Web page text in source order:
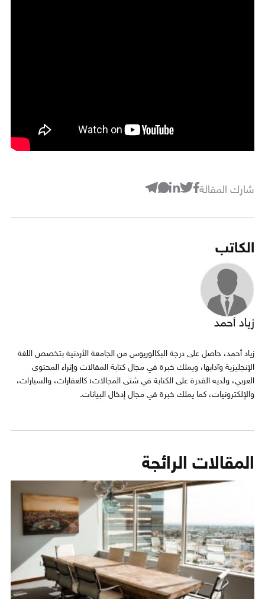
شارك المقالة
الكاتب
زياد أحمد
زياد أحمد، حاصل على درجة البكالوريوس من الجامعة الأردنية بتخصص اللغة
الإنجليزية وآدابها، ويملك خبرة في مجال كتابة المقالات وإثراء المحتوى
العربي، ولديه القدرة على الكتابة في شتى المجالات؛ كالعقارات، والسيارات،
والإلكترونيات، كما يملك خبرة في مجال إدخال البيانات.
المقالات الرائجة